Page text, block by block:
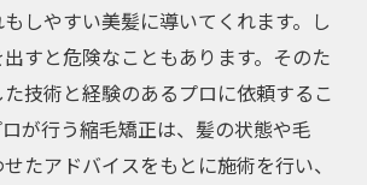
しやすい美髪に導いてくれます。し
すと危険なこともあります。そのた
技術と経験のあるプロに依頼するこ
が行う縮毛矯正は、髪の状態や毛
たアドバイスをもとに施術を行い、